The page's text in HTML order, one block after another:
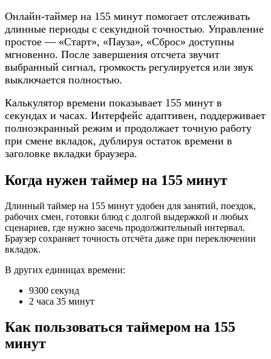
Онлайн-таймер на 155 минут помогает отслеживать
длинные периоды с секундной точностью. Управление
простое — «Старт», «Пауза», «Сброс» доступны
мгновенно. После завершения отсчета звучит
выбранный сигнал, громкость регулируется или звук
выключается полностью.
Калькулятор времени показывает 155 минут в
секундах и часах. Интерфейс адаптивен, поддерживает
полноэкранный режим и продолжает точную работу
при смене вкладок, дублируя остаток времени в
заголовке вкладки браузера.
Когда нужен таймер на 155 минут
Длинный таймер на 155 минут удобен для занятий, поездок,
рабочих смен, готовки блюд с долгой выдержкой и любых
сценариев, где нужно засечь продолжительный интервал.
Браузер сохраняет точность отсчёта даже при переключении
вкладок.
В других единицах времени:
9300 секунд
2 часа 35 минут
Как пользоваться таймером на 155
минут